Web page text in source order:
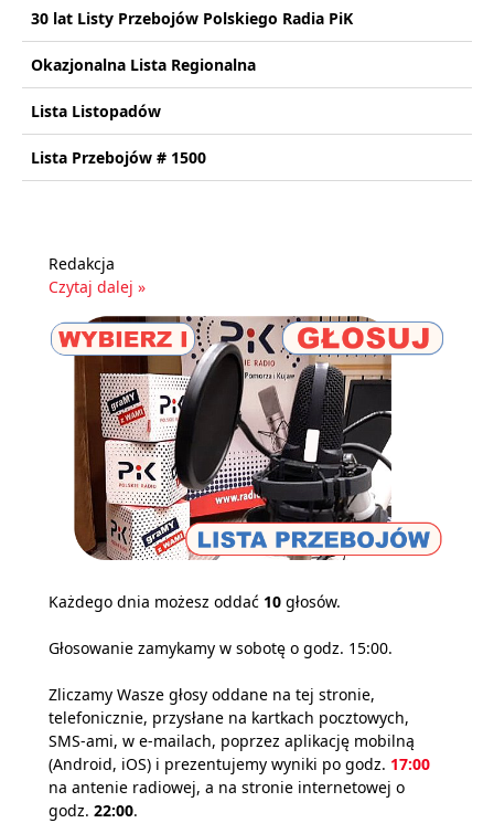
30 lat Listy Przebojów Polskiego Radia PiK
Okazjonalna Lista Regionalna
Lista Listopadów
Lista Przebojów # 1500
Redakcja
Czytaj dalej »
Każdego dnia możesz oddać 10 głosów.
Głosowanie zamykamy w sobotę o godz. 15:00.
Zliczamy Wasze głosy oddane na tej stronie,
telefonicznie, przysłane na kartkach pocztowych,
SMS-ami, w e-mailach, poprzez aplikację mobilną
(Android, iOS) i prezentujemy wyniki po godz. 17:00
na antenie radiowej, a na stronie internetowej o
godz. 22:00.